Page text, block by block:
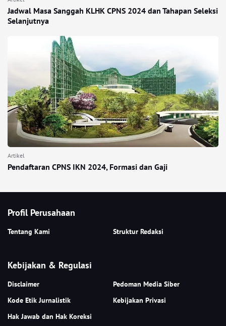
Jadwal Masa Sanggah KLHK CPNS 2024 dan Tahapan Seleksi
Selanjutnya
Artikel
Pendaftaran CPNS IKN 2024, Formasi dan Gaji
Profil Perusahaan
Tentang Kami Struktur Redaksi
Kebijakan & Regulasi
Disclaimer
Pedoman Media Siber
Kode Etik Jurnalistik
Kebijakan Privasi
Hak Jawab dan Hak Koreksi